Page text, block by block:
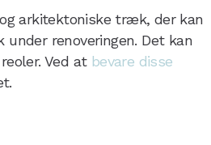
arkitektoniske træk, der kan
renoveringen. Det kan
Ved at bevare disse